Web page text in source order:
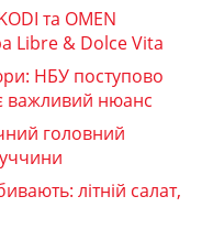
та OMEN
Libre & Dolce Vita
НБУ поступово
важливий нюанс
головний
літній салат,